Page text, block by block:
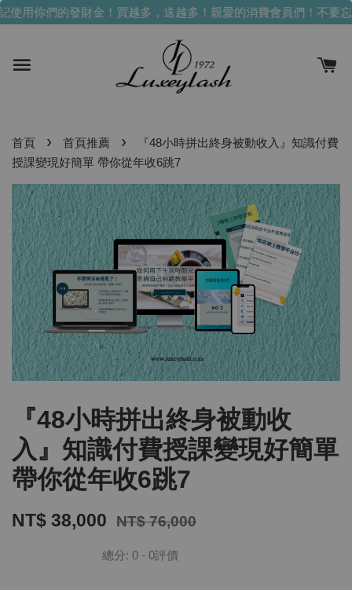
們的發財金！買越多，送越多！親愛的消費會員們！不要忘記
首頁 › 首頁推薦 ›
『48小時拼出終身被動收入』知識付費
授課變現好簡單 帶你從年收6跳7
『48小時拼出終身被動收
入』知識付費授課變現好簡單
帶你從年收6跳7
NT$ 38,000 NT$ 76,000
總分: 0 - 0評價